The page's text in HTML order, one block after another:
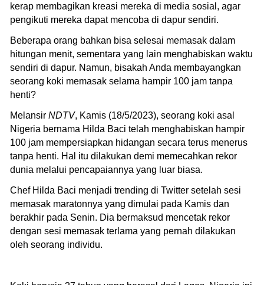
kerap membagikan kreasi mereka di media sosial, agar
pengikuti mereka dapat mencoba di dapur sendiri.
Beberapa orang bahkan bisa selesai memasak dalam
hitungan menit, sementara yang lain menghabiskan waktu
sendiri di dapur. Namun, bisakah Anda membayangkan
seorang koki memasak selama hampir 100 jam tanpa
henti?
Melansir NDTV, Kamis (18/5/2023), seorang koki asal
Nigeria bernama Hilda Baci telah menghabiskan hampir
100 jam mempersiapkan hidangan secara terus menerus
tanpa henti. Hal itu dilakukan demi memecahkan rekor
dunia melalui pencapaiannya yang luar biasa.
Chef Hilda Baci menjadi trending di Twitter setelah sesi
memasak maratonnya yang dimulai pada Kamis dan
berakhir pada Senin. Dia bermaksud mencetak rekor
dengan sesi memasak terlama yang pernah dilakukan
oleh seorang individu.